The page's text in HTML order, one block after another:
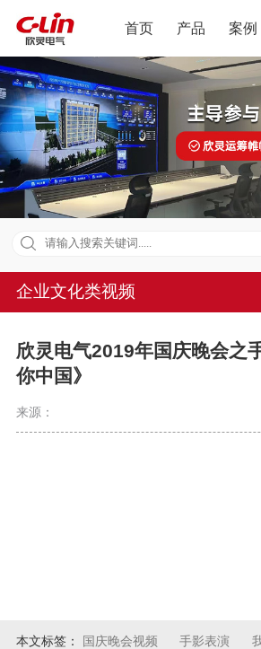
首页 产品 案例
企业文化类视频
欣灵电气2019年国庆晚会之
你中国》
来源：
本文标签： 国庆晚会视频 手影表演